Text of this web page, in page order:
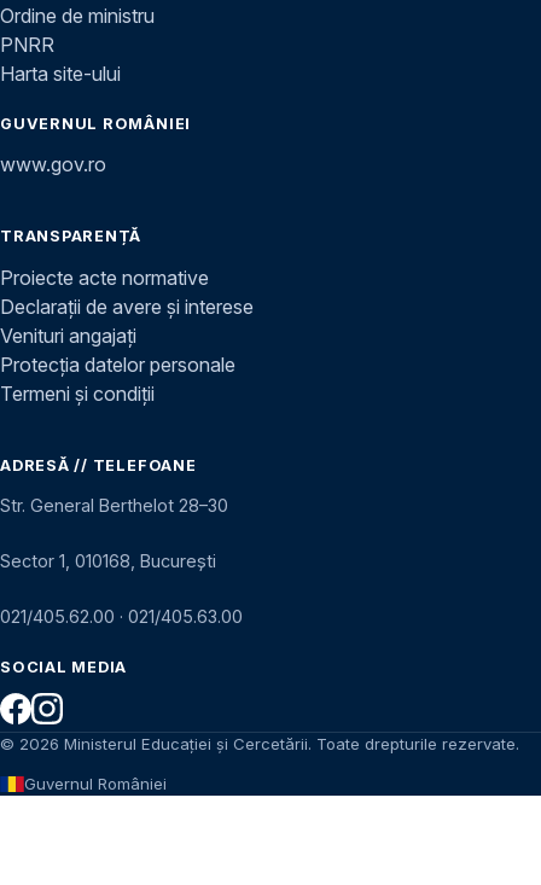
Ordine de ministru
PNRR
Harta site-ului
GUVERNUL ROMÂNIEI
www.gov.ro
TRANSPARENȚĂ
Proiecte acte normative
Declarații de avere și interese
Venituri angajați
Protecția datelor personale
Termeni și condiții
ADRESĂ // TELEFOANE
Str. General Berthelot 28–30
Sector 1, 010168, București
021/405.62.00 · 021/405.63.00
SOCIAL MEDIA
© 2026 Ministerul Educației și Cercetării. Toate drepturile rezervate.
Guvernul României